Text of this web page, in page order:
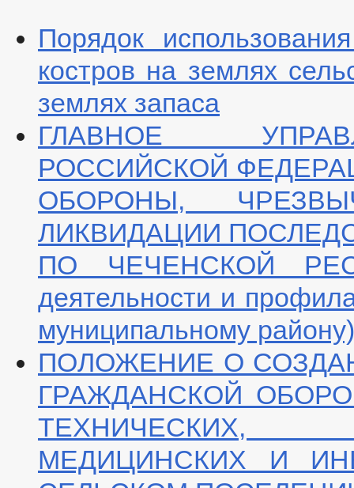
Порядок
костров на землях
землях запаса
ГЛАВНОЕ
РОССИЙСКОЙ
ОБОРОНЫ,
ЛИКВИДАЦИИ
ПО ЧЕЧЕНСКОЙ
деятельности и
муниципальному району)
ПОЛОЖЕНИЕ О
ГРАЖДАНСКОЙ
ТЕХНИЧЕСКИХ,
МЕДИЦИНСКИХ И